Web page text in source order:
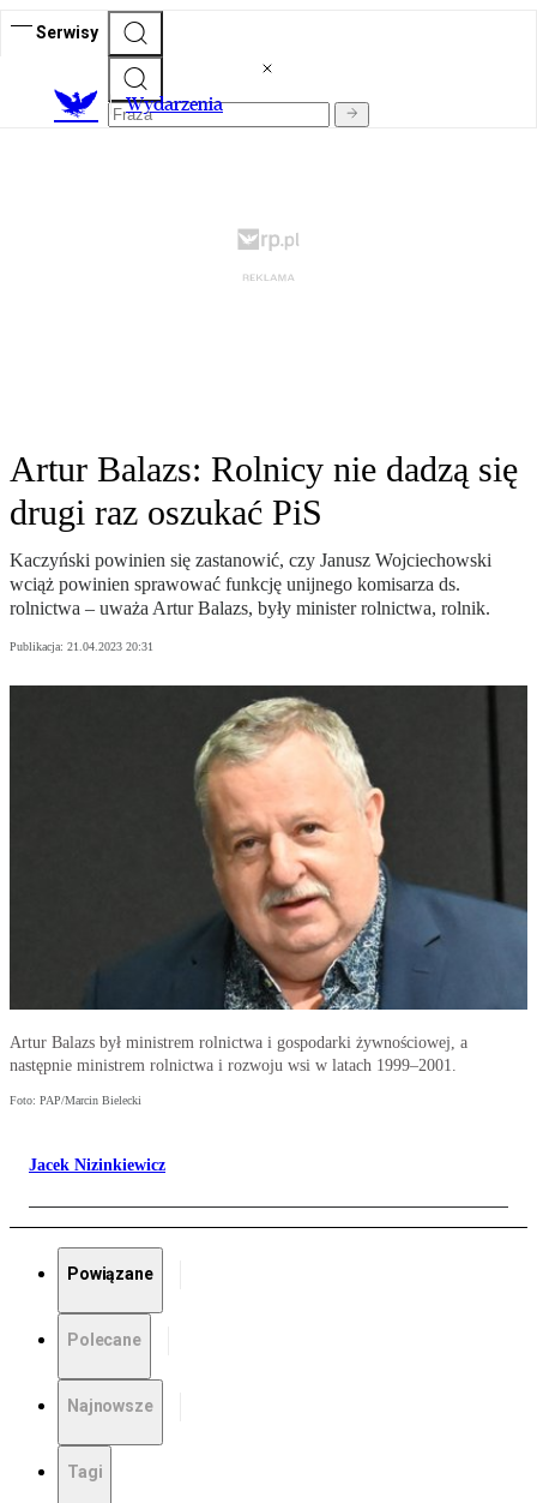
Serwisy
Wydarzenia
Artur Balazs: Rolnicy nie dadzą się
drugi raz oszukać PiS
Kaczyński powinien się zastanowić, czy Janusz Wojciechowski
wciąż powinien sprawować funkcję unijnego komisarza ds.
rolnictwa – uważa Artur Balazs, były minister rolnictwa, rolnik.
Publikacja: 21.04.2023 20:31
Artur Balazs był ministrem rolnictwa i gospodarki żywnościowej, a
następnie ministrem rolnictwa i rozwoju wsi w latach 1999–2001.
Foto: PAP/Marcin Bielecki
Jacek Nizinkiewicz
Powiązane
Polecane
Najnowsze
Tagi